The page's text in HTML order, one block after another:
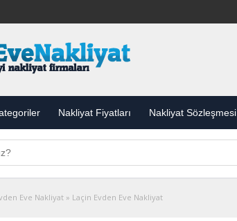
Nakliyat Fiyatları Nakliyat Sözleşmesi
Eve Nakliyat » Laçin Evden Eve Nakliyat